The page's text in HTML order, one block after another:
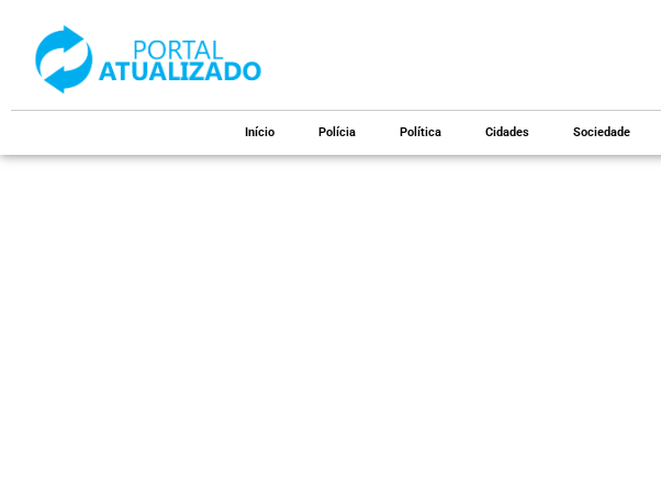
Início Polícia Política Cidades Sociedade